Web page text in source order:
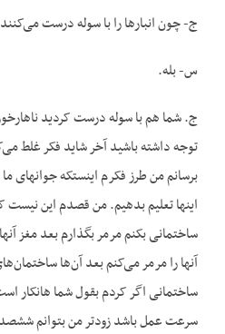
ج- چون انبارها را با سوله درست
س- بله.
ج. شما هم با سوله درست کردید
توجه داشته باشید آخر شاید فکر غلط
برسانم من طرز فکرم اینستکه جوانهای
اینها تعلیم بدهیم. من قصدم این نیست
ساختمانی بکنم مرمر بگذارم بعد مغز
آنها را مرمر می‌‌کنم بعد آن‌ها
ساختمانی اگر کردم بقول شما هانکار
سرعت عمل باشد زودتر من بتوانم